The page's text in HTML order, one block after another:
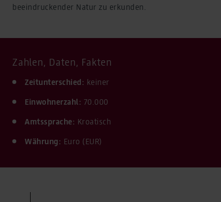
beeindruckender Natur zu erkunden.
Zahlen, Daten, Fakten
Zeitunterschied: keiner
Einwohnerzahl: 70.000
Amtssprache: Kroatisch
Währung: Euro (EUR)